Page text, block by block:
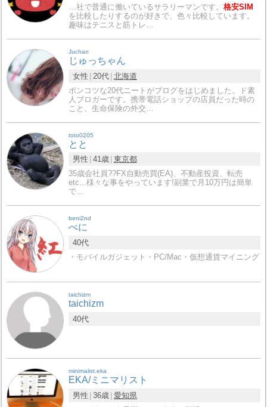
…社で普通に働いているサラリーマンです。格安SIM
を比較したりするのが好きで、色々比較しています。
趣味はテニスと筋トレ…
Juchan
じゅっちゃん
女性 20代 北海道
ポンコツな20代ニートがブログをはじめました。ド素
人ブロガーです。携帯電話ショップの店員だった時の
こと、生命保険の外交…
toto0205
とと
男性 41歳 東京都
35歳会社員?‍?FX自動売買(EA)、不動産投資、転売
etc...様々な事をやっています!副業で月10万円は簡単
で…
beni2nd
べに
40代
・モバイルガジェット・PC/Mac・仮想通貨マイニング
taichizm
taichizm
40代
minimalist.eka
EKA/ミニマリスト
男性 36歳 愛知県